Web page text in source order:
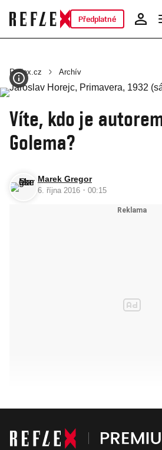
Předplatné
Reflex.cz Archív
Víte, kdo je
Golema?
Marek Gregor
6. října 2016 · 00:15